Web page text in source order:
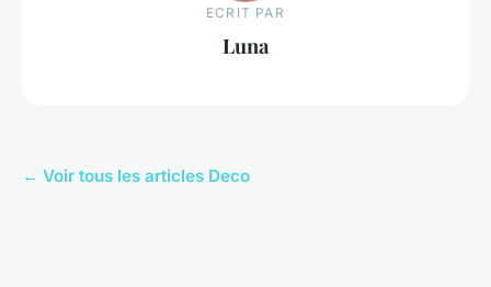
ECRIT PAR
Luna
← Voir tous les articles Deco